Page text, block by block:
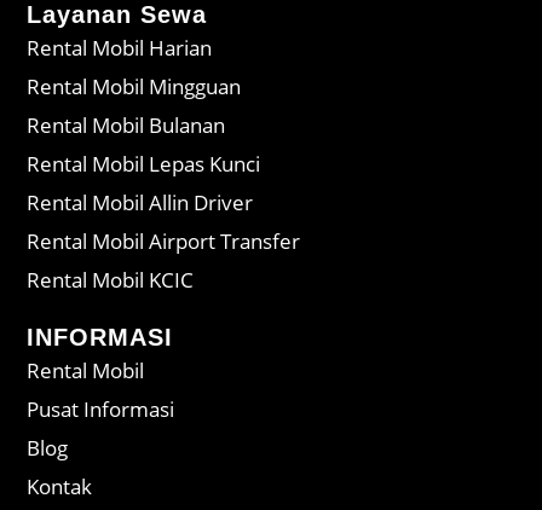
Layanan Sewa
Rental Mobil Harian
Rental Mobil Mingguan
Rental Mobil Bulanan
Rental Mobil Lepas Kunci
Rental Mobil Allin Driver
Rental Mobil Airport Transfer
Rental Mobil KCIC
INFORMASI
Rental Mobil
Pusat Informasi
Blog
Kontak